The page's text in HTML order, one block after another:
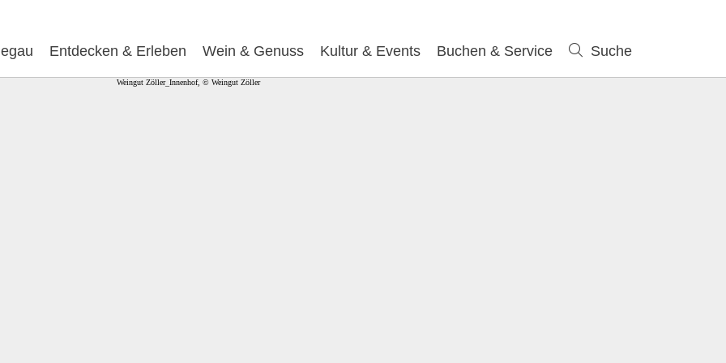
Entdecken & Erleben Wein & Genuss Kultur & Events Buchen & Service Suche